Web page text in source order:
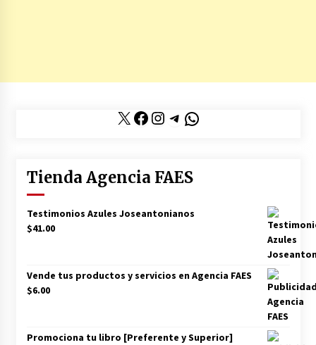
X Facebook
Instagram
Telegram
WhatsApp
Tienda Agencia FAES
Testimonios Azules Joseantonianos
$41.00
Vende tus productos y servicios en Agencia FAES
$6.00
Promociona tu libro [Preferente y Superior]